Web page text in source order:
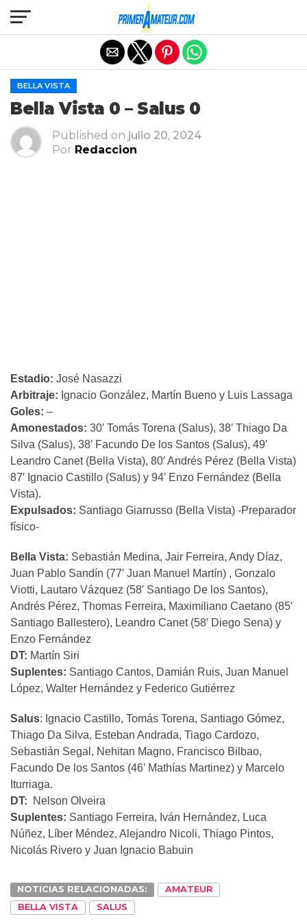
BELLA VISTA
Bella Vista 0 – Salus 0
Published on julio 20, 2024
Por Redaccion
Estadio: José Nasazzi
Arbitraje: Ignacio González, Martín Bueno y Luis Lassaga
Goles: –
Amonestados: 30′ Tomás Torena (Salus), 38′ Thiago Da
Silva (Salus), 38′ Facundo De los Santos (Salus), 49′
Leandro Canet (Bella Vista), 80′ Andrés Pérez (Bella Vista)
87′ Ignacio Castillo (Salus) y 94′ Enzo Fernández (Bella
Vista).
Expulsados: Santiago Giarrusso (Bella Vista) -Preparador
físico-
Bella Vista: Sebastián Medina, Jair Ferreira, Andy Díaz,
Juan Pablo Sandín (77′ Juan Manuel Martín) , Gonzalo
Viotti, Lautaro Vázquez (58′ Santiago De los Santos),
Andrés Pérez, Thomas Ferreira, Maximiliano Caetano (85′
Santiago Ballestero), Leandro Canet (58′ Diego Sena) y
Enzo Fernández
DT: Martín Siri
Suplentes: Santiago Cantos, Damián Ruis, Juan Manuel
López, Walter Hernández y Federico Gutiérrez
Salus: Ignacio Castillo, Tomás Torena, Santiago Gómez,
Thiago Da Silva, Esteban Andrada, Tiago Cardozo,
Sebastián Segal, Nehitan Magno, Francisco Bilbao,
Facundo De los Santos (46′ Mathías Martinez) y Marcelo
Iturriaga.
DT:
Nelson Olveira
Suplentes: Santiago Ferreira, Iván Hernández, Luca
Núñez, Líber Méndez, Alejandro Nicoli, Thiago Pintos,
Nicolás Rivero y Juan Ignacio Babuin
NOTICIAS RELACIONADAS:
AMATEUR
BELLA VISTA
SALUS
Salir de la versión móvil